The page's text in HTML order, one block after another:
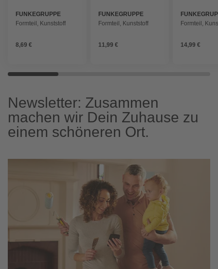
FUNKEGRUPPE
Formteil, Kunststoff
8,69 €
FUNKEGRUPPE
Formteil, Kunststoff
11,99 €
Formteil,
14,99 €
Newsletter: Zusammen
machen wir Dein Zuhause zu
einem schöneren Ort.